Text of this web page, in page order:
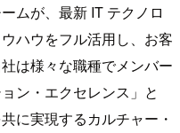
ムが、最新 IT テクノロ
ハウをフル活用し、お客
は様々な職種でメンバー
ン・エクセレンス」と
に実現するカルチャー・